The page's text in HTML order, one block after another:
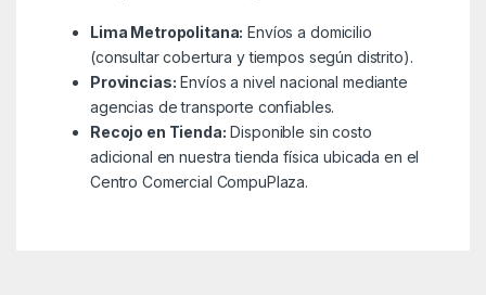
Lima Metropolitana: Envíos a domicilio
(consultar cobertura y tiempos según distrito).
Provincias: Envíos a nivel nacional mediante
agencias de transporte confiables.
Recojo en Tienda: Disponible sin costo
adicional en nuestra tienda física ubicada en el
Centro Comercial CompuPlaza.